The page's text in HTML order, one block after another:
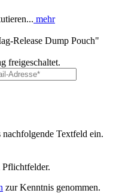
mehr
Release Dump Pouch"
freigeschaltet.
Textfeld ein.
zur Kenntnis genommen.